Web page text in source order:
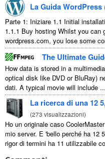
La Guida WordPress
Parte 1: Iniziare 1.1 Initial
1.1.1 Buy hosting Whilst you can
wordpress.com, you lose some
The Ultimate
How data is stored in a
optical disk like DVD or BluRay)
dati. A typical movie will include ...
La ricerca di una 12
(273 visualizzazioni)
Ho un originale caso
mio server. E 'bello perché ha 12
rigor di termini ha 11 utilizzabile